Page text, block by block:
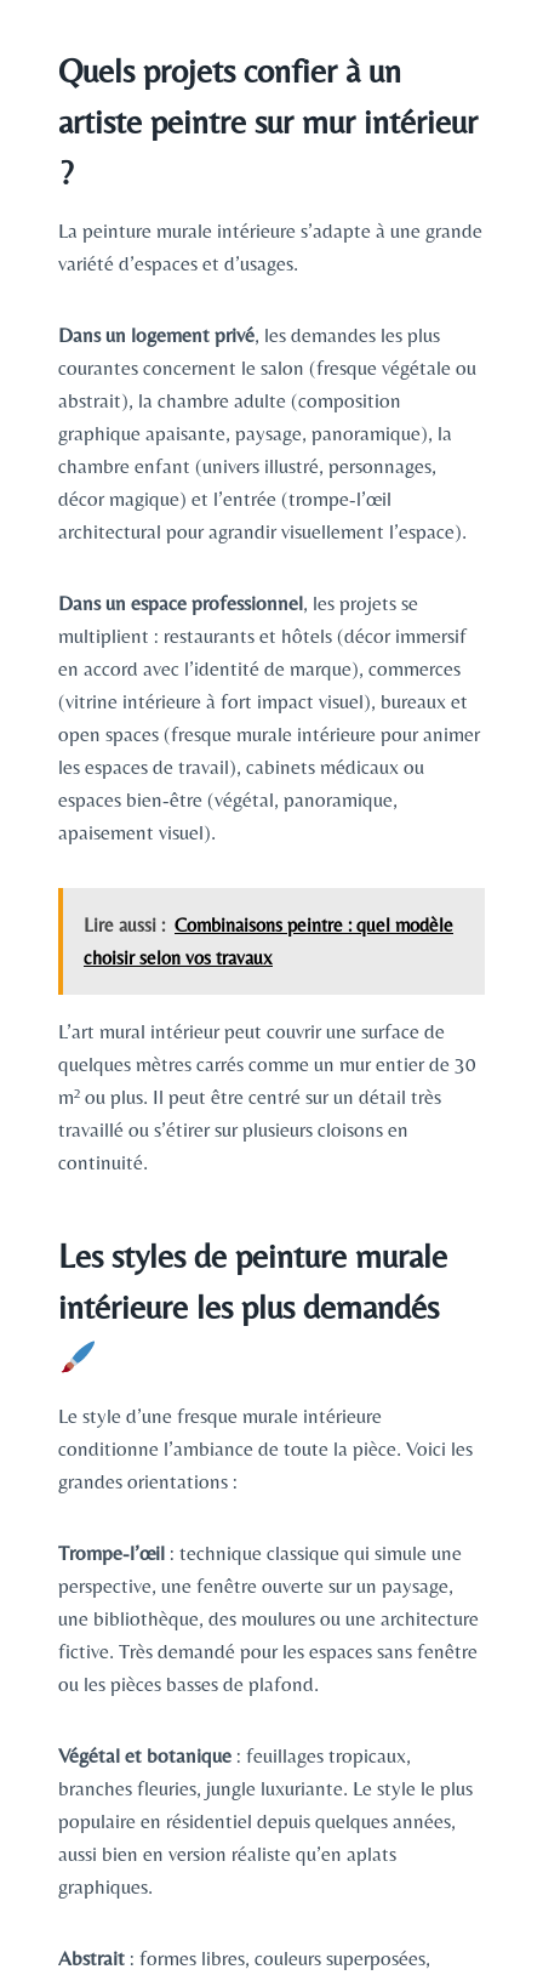
Quels projets confier à un
artiste peintre sur mur intérieur
?
La peinture murale intérieure s’adapte à une grande
variété d’espaces et d’usages.
Dans un logement privé, les demandes les plus
courantes concernent le salon (fresque végétale ou
abstrait), la chambre adulte (composition
graphique apaisante, paysage, panoramique), la
chambre enfant (univers illustré, personnages,
décor magique) et l’entrée (trompe-l’œil
architectural pour agrandir visuellement l’espace).
Dans un espace professionnel, les projets se
multiplient : restaurants et hôtels (décor immersif
en accord avec l’identité de marque), commerces
(vitrine intérieure à fort impact visuel), bureaux et
open spaces (fresque murale intérieure pour animer
les espaces de travail), cabinets médicaux ou
espaces bien-être (végétal, panoramique,
apaisement visuel).
Lire aussi : Combinaisons peintre : quel modèle
choisir selon vos travaux
L’art mural intérieur peut couvrir une surface de
quelques mètres carrés comme un mur entier de 30
m² ou plus. Il peut être centré sur un détail très
travaillé ou s’étirer sur plusieurs cloisons en
continuité.
Les styles de peinture murale
intérieure les plus demandés
Le style d’une fresque murale intérieure
conditionne l’ambiance de toute la pièce. Voici les
grandes orientations :
Trompe-l’œil : technique classique qui simule une
perspective, une fenêtre ouverte sur un paysage,
une bibliothèque, des moulures ou une architecture
fictive. Très demandé pour les espaces sans fenêtre
ou les pièces basses de plafond.
Végétal et botanique : feuillages tropicaux,
branches fleuries, jungle luxuriante. Le style le plus
populaire en résidentiel depuis quelques années,
aussi bien en version réaliste qu’en aplats
graphiques.
Abstrait : formes libres, couleurs superposées,